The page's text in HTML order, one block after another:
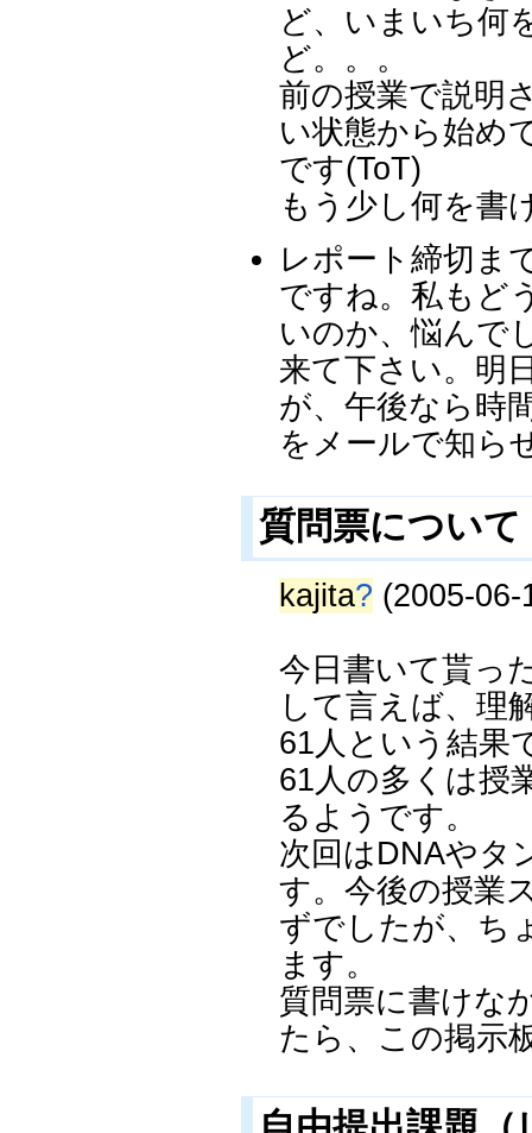
ど、いまいち何
ど。。。
前の授業で説明
い状態から始め
です(ToT)
もう少し何を書
レポート締切ま
ですね。私もど
いのか、悩んで
来て下さい。明
が、午後なら時
をメールで知ら
質問票について
kajita? (2005-
今日書いて貰っ
して言えば、理
61人という結果
61人の多くは授
るようです。
次回はDNAやタ
す。今後の授業
ずでしたが、ち
ます。
質問票に書けな
たら、この掲示